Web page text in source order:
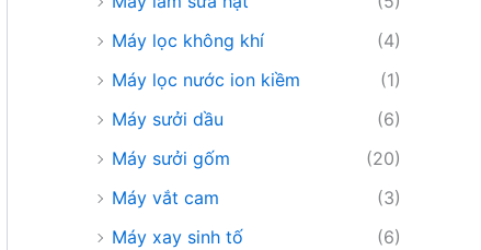
Máy lọc không khí
(4)
Máy lọc nước ion kiềm
(1)
Máy sưởi dầu
(6)
Máy sưởi gốm
(20)
Máy vắt cam
(3)
Máy xay sinh tố
(6)